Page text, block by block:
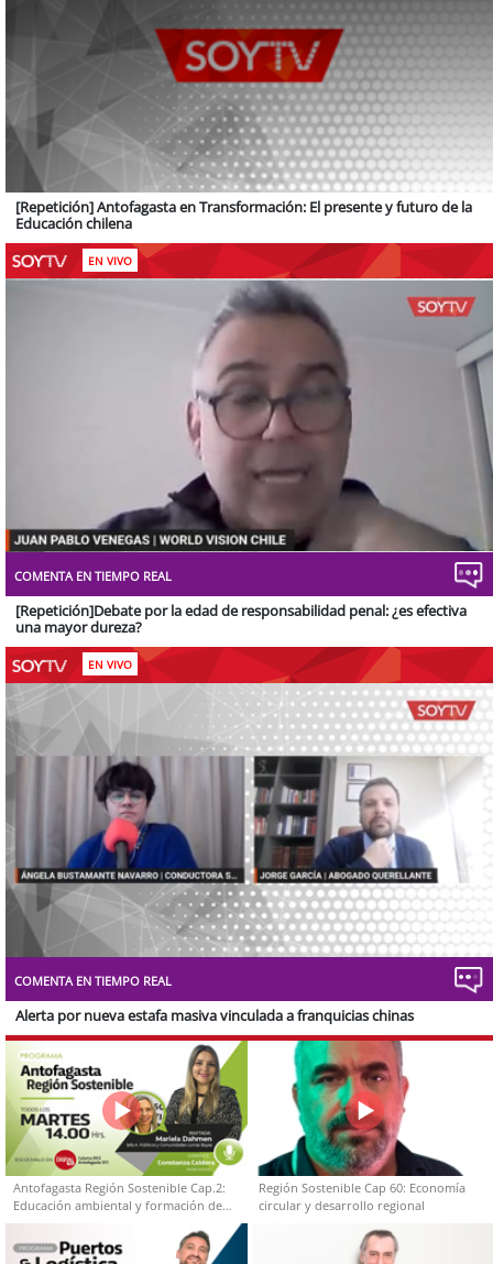
[Repetición] Antofagasta en Transformación: El presente y futuro de la
Educación chilena
EN VIVO
UnmuteStream
Type
COMENTA EN TIEMPO REAL
[Repetición]Debate por la edad de responsabilidad penal: ¿es efectiva
una mayor dureza?
EN VIVO
COMENTA EN TIEMPO REAL
Alerta por nueva estafa masiva vinculada a franquicias chinas
Antofagasta Región Sostenible Cap.2:
Educación ambiental y formación de
capacidades técnicas
Región Sostenible Cap 60: Economía
circular y desarrollo regional